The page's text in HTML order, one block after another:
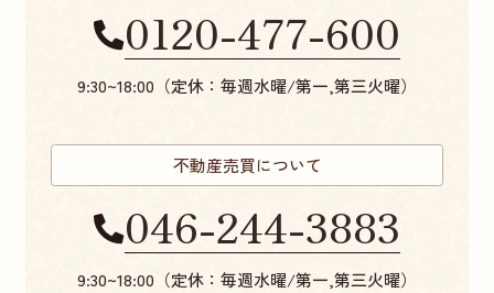
0120-477-600
9:30~18:00（定休：毎週水曜/第一,第三火曜）
不動産売買について
046-244-3883
9:30~18:00（定休：毎週水曜/第一,第三火曜）